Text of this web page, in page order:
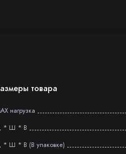
товара
нагрузка
* Ш * В
* Ш * В (В упаковке)